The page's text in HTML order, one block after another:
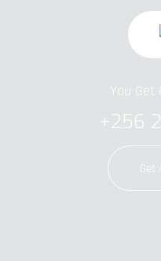
You Get
+256